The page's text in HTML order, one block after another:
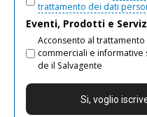
trattamento dei dati
Eventi, Prodotti e
Acconsento al
commerciali e informative
de il Salvagente